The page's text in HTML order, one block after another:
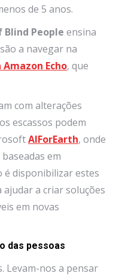
de 5 anos.
People ensina
a navegar na
Echo, que
com alterações
escassos podem
AIForEarth, onde
em
é disponibilizar estes
a criar soluções
em novas
das pessoas
Levam-nos a pensar